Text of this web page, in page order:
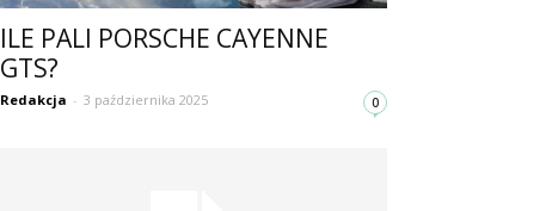
ILE PALI PORSCHE CAYENNE
GTS?
Redakcja - 3 października 2025 0